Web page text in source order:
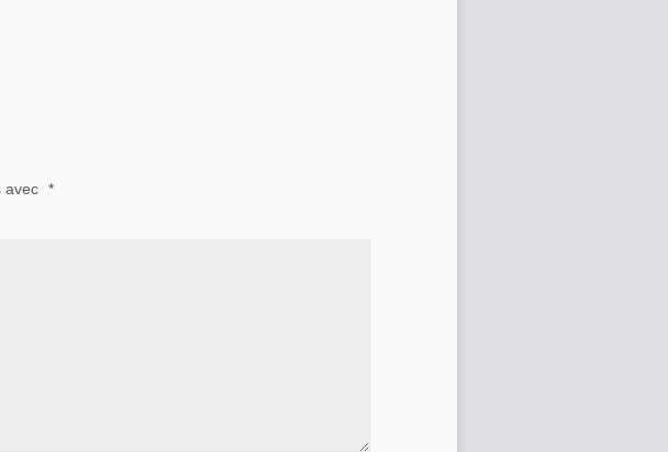
avec *